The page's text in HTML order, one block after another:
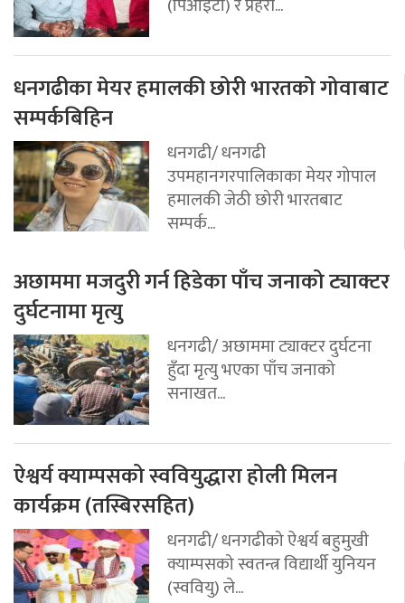
धनगढीका मेयर हमालकी छोरी भारतको गोवाबाट
सम्पर्कबिहिन
धनगढी/ धनगढी
उपमहानगरपालिकाका मेयर गोपाल
हमालकी जेठी छोरी भारतबाट
सम्पर्क...
अछाममा मजदुरी गर्न हिडेका पाँच जनाको ट्याक्टर
दुर्घटनामा मृत्यु
धनगढी/ अछाममा ट्याक्टर दुर्घटना
हुँदा मृत्यु भएका पाँच जनाको
सनाखत...
ऐश्वर्य क्याम्पसको स्ववियुद्धारा होली मिलन
कार्यक्रम (तस्बिरसहित)
धनगढी/ धनगढीको ऐश्वर्य बहुमुखी
क्याम्पसको स्वतन्त्र विद्यार्थी युनियन
(स्ववियु) ले...